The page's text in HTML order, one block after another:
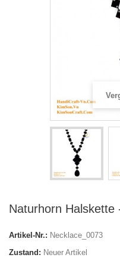
Naturhorn Halskette
Artikel-Nr.: Necklace_0073
Zustand: Neuer Artikel